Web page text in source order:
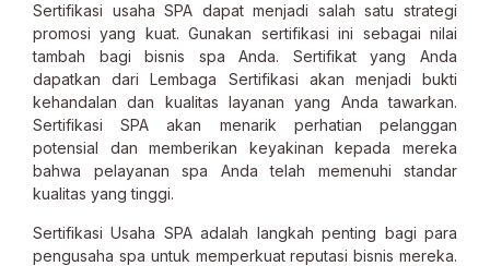
Sertifikasi usaha SPA dapat menjadi salah satu strategi
promosi yang kuat. Gunakan sertifikasi ini sebagai nilai
tambah bagi bisnis spa Anda. Sertifikat yang Anda
dapatkan dari Lembaga Sertifikasi akan menjadi bukti
kehandalan dan kualitas layanan yang Anda tawarkan.
Sertifikasi SPA akan menarik perhatian pelanggan
potensial dan memberikan keyakinan kepada mereka
bahwa pelayanan spa Anda telah memenuhi standar
kualitas yang tinggi.
Sertifikasi Usaha SPA adalah langkah penting bagi para
pengusaha spa untuk memperkuat reputasi bisnis mereka.